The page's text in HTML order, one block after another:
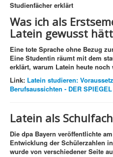
Studienfächer erklärt
Was ich als
Latein gewusst
Eine tote Sprache ohne Bezug
Eine Studentin räumt mit dem
erklärt, warum Latein heute
Link: Latein studieren:
Berufsaussichten - DER SPIEGEL
Latein als Schulfach
Die dpa Bayern veröffentlichte
Entwicklung der Schülerzahlen
wurde von verschiedener Seite